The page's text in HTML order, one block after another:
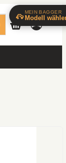
MEIN BAGGER
Modell